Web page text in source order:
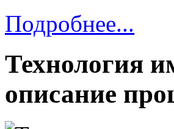
Подробнее...
Технология
описание